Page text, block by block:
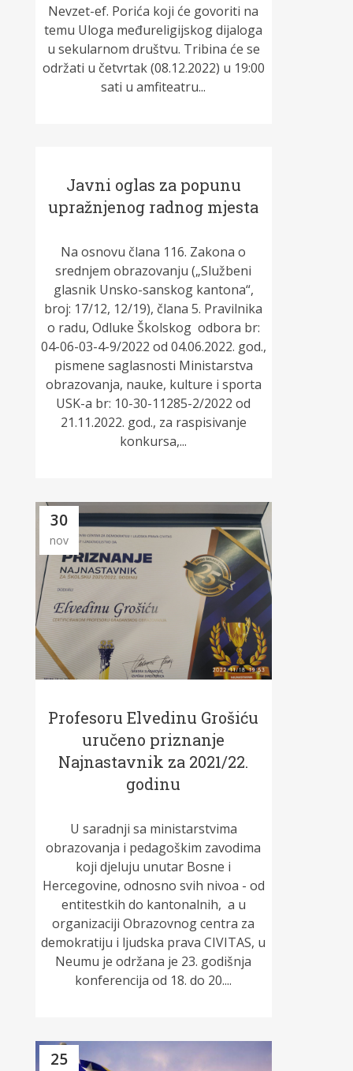
Nevzet-ef. Porića koji će govoriti na
temu Uloga međureligijskog dijaloga
u sekularnom društvu. Tribina će se
održati u četvrtak (08.12.2022) u 19:00
sati u amfiteatru...
Javni oglas za popunu
upražnjenog radnog mjesta
Na osnovu člana 116. Zakona o
srednjem obrazovanju („Službeni
glasnik Unsko-sanskog kantona“,
broj: 17/12, 12/19), člana 5. Pravilnika
o radu, Odluke Školskog odbora br:
04-06-03-4-9/2022 od 04.06.2022. god.,
pismene saglasnosti Ministarstva
obrazovanja, nauke, kulture i sporta
USK-a br: 10-30-11285-2/2022 od
21.11.2022. god., za raspisivanje
konkursa,...
30
nov
Profesoru Elvedinu Grošiću
uručeno priznanje
Najnastavnik za 2021/22.
godinu
U saradnji sa ministarstvima
obrazovanja i pedagoškim zavodima
koji djeluju unutar Bosne i
Hercegovine, odnosno svih nivoa - od
entitestkih do kantonalnih, a u
organizaciji Obrazovnog centra za
demokratiju i ljudska prava CIVITAS, u
Neumu je održana je 23. godišnja
konferencija od 18. do 20....
25